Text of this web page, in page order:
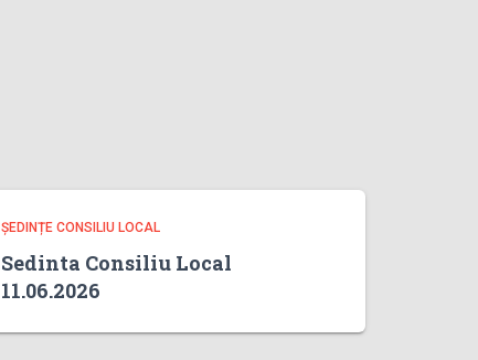
ȘEDINȚE CONSILIU LOCAL
Sedinta Consiliu Local
11.06.2026